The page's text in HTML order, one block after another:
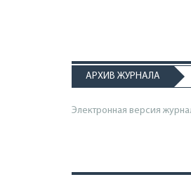
АРХИВ ЖУРНАЛА
Электронная версия